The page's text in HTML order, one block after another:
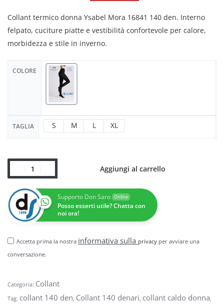
Collant termico donna Ysabel Mora 16841 140 den. Interno
felpato, cuciture piatte e vestibilità confortevole per calore,
morbidezza e stile in inverno.
COLORE
TAGLIA S M L XL
Aggiungi al carrello
Supporto Don Saro Online
Posso esserti utile? Chatta con
noi ora!
Accetta prima la nostra informativa sulla privacy per avviare una
conversazione.
Categoria: Collant
Tag: collant 140 den, Collant 140 denari, collant caldo donna,